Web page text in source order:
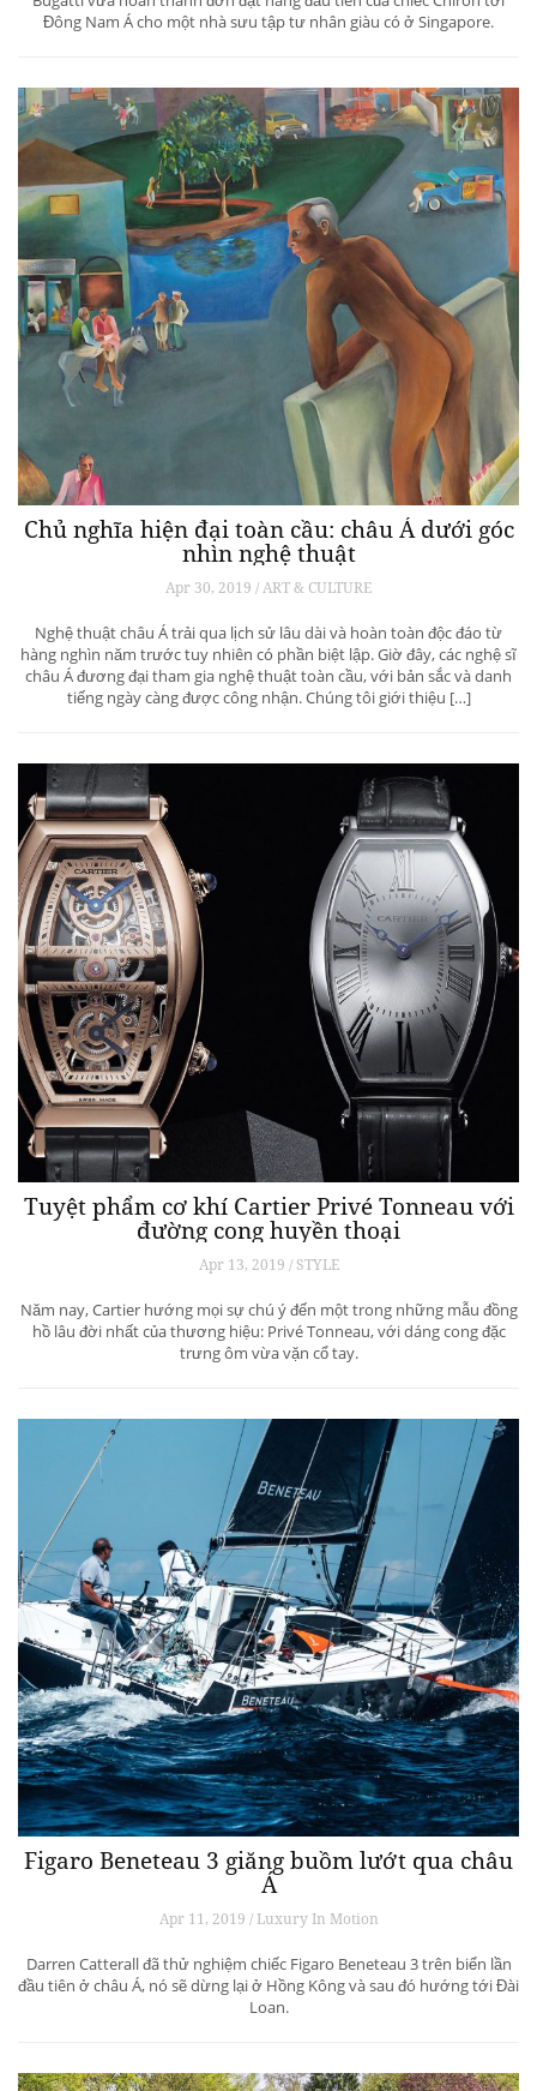
Đông Nam Á cho một nhà sưu tập tư nhân giàu có ở Singapore.
Chủ nghĩa hiện đại toàn cầu: châu Á dưới góc
nhìn nghệ thuật
Apr 30, 2019 / ART & CULTURE
Nghệ thuật châu Á trải qua lịch sử lâu dài và hoàn toàn độc đáo từ
hàng nghìn năm trước tuy nhiên có phần biệt lập. Giờ đây, các nghệ sĩ
châu Á đương đại tham gia nghệ thuật toàn cầu, với bản sắc và danh
tiếng ngày càng được công nhận. Chúng tôi giới thiệu […]
Tuyệt phẩm cơ khí Cartier Privé Tonneau với
đường cong huyền thoại
Apr 13, 2019 / STYLE
Năm nay, Cartier hướng mọi sự chú ý đến một trong những mẫu đồng
hồ lâu đời nhất của thương hiệu: Privé Tonneau, với dáng cong đặc
trưng ôm vừa vặn cổ tay.
Figaro Beneteau 3 giăng buồm lướt qua châu
Á
Apr 11, 2019 / Luxury In Motion
Darren Catterall đã thử nghiệm chiếc Figaro Beneteau 3 trên biển lần
đầu tiên ở châu Á, nó sẽ dừng lại ở Hồng Kông và sau đó hướng tới Đài
Loan.